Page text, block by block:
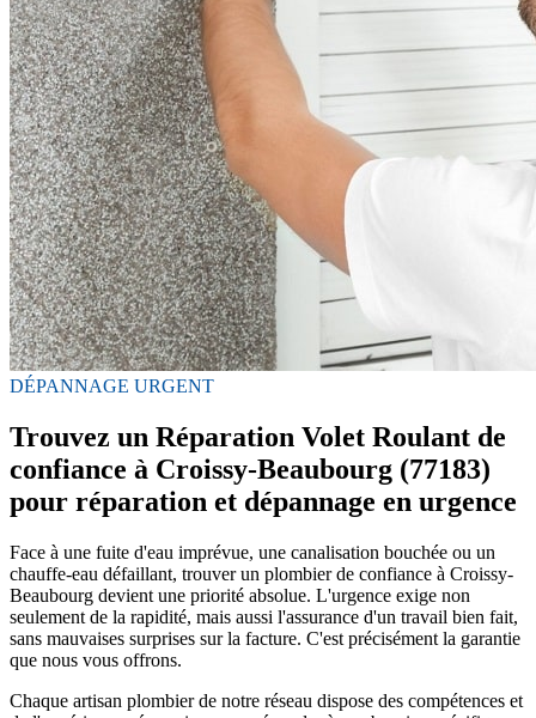
DÉPANNAGE URGENT
Trouvez un Réparation Volet Roulant de
confiance à Croissy-Beaubourg (77183)
pour réparation et dépannage en urgence
Face à une fuite d'eau imprévue, une canalisation bouchée ou un
chauffe-eau défaillant, trouver un plombier de confiance à Croissy-
Beaubourg devient une priorité absolue. L'urgence exige non
seulement de la rapidité, mais aussi l'assurance d'un travail bien fait,
sans mauvaises surprises sur la facture. C'est précisément la garantie
que nous vous offrons.
Chaque artisan plombier de notre réseau dispose des compétences et